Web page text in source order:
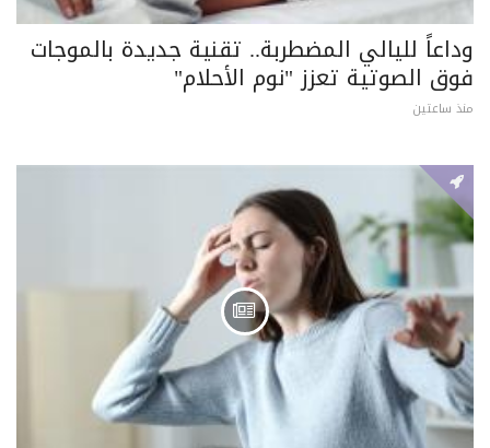
وداعاً لليالي المضطربة.. تقنية جديدة بالموجات
فوق الصوتية تعزز "نوم الأحلام"
منذ ساعتين